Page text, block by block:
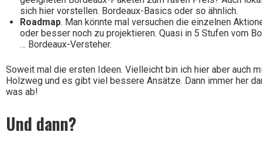
sich hier vorstellen. Bordeaux-Basics oder so ähnlich.
Roadmap. Man könnte mal versuchen die einzelnen
oder besser noch zu projektieren. Quasi in 5 Stufen vom
… Bordeaux-Versteher.
Soweit mal die ersten Ideen. Vielleicht bin ich hier aber auch
Holzweg und es gibt viel bessere Ansätze. Dann immer her
was ab!
Und dann?